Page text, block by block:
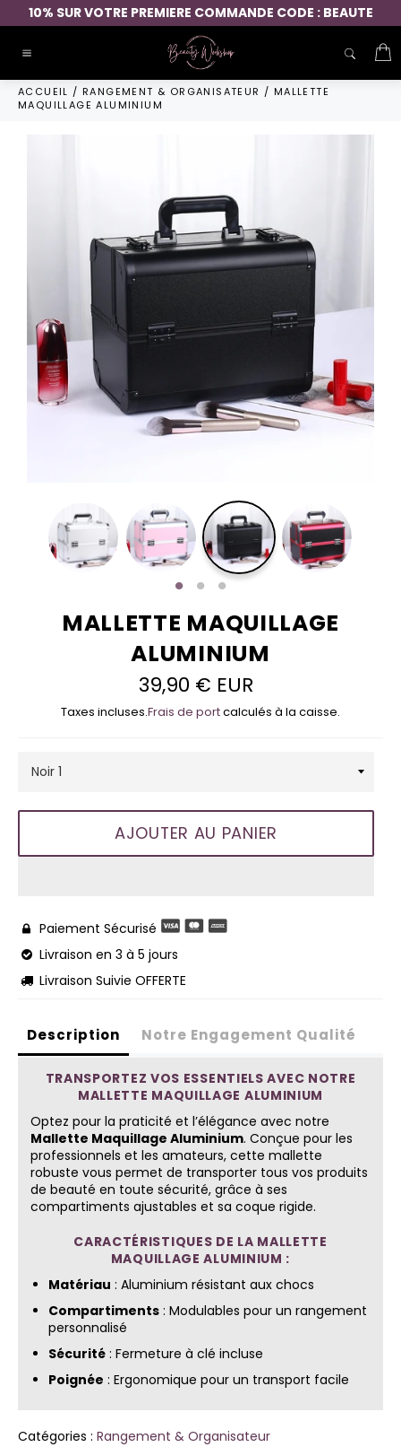
Passer
au
10% SUR VOTRE PREMIERE COMMANDE CODE : BEAUTE
ACCUEIL / RANGEMENT & ORGANISATEUR / MALLETTE
MAQUILLAGE ALUMINIUM
MALLETTE MAQUILLAGE
ALUMINIUM
Prix
régulier
39,90 € EUR
Taxes incluses.Frais de portcalculés à la caisse.
AJOUTER AU PANIER
 Paiement Sécurisé
 Livraison en 3 à 5 jours
 Livraison Suivie OFFERTE
Description Notre Engagement Qualité
TRANSPORTEZ VOS ESSENTIELS AVEC NOTRE
MALLETTE MAQUILLAGE ALUMINIUM
Optez pour la praticité et l’élégance avec notre
Mallette Maquillage Aluminium. Conçue pour les
professionnels et les amateurs, cette mallette
robuste vous permet de transporter tous vos produits
de beauté en toute sécurité, grâce à ses
compartiments ajustables et sa coque rigide.
CARACTÉRISTIQUES DE LA MALLETTE
MAQUILLAGE ALUMINIUM :
Matériau : Aluminium résistant aux chocs
Compartiments : Modulables pour un rangement
personnalisé
Sécurité : Fermeture à clé incluse
Poignée : Ergonomique pour un transport facile
Catégories : Rangement & Organisateur